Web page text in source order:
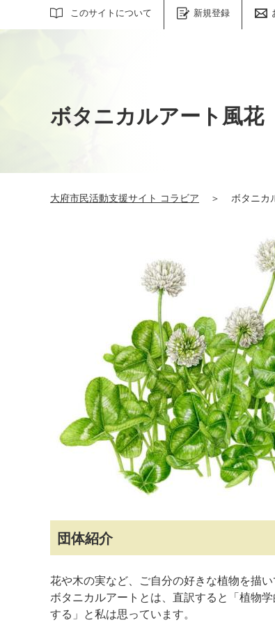
このサイトについて 新規登録
サイト内検索
ボタニカルアート風花
大府市民活動支援サイト コラビア ＞ ボタニカ
団体紹介
花や木の実など、ご自分の好きな植物を描い
ボタニカルアートとは、直訳すると「植物
する」と私は思っています。
マイメディア検索